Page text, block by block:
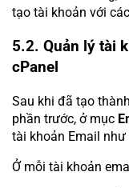
tạo tài khoản với
5.2. Quản lý tài
cPanel
Sau khi đã tạo
phần trước, ở mục
tài khoản Email
Ở mỗi tài khoản